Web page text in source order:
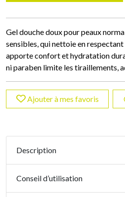
Gel douche doux pour peaux
sensibles, qui nettoie en
apporte confort et hydratation
ni paraben limite les tiraillements,
Ajouter à mes favoris
Description
Conseil d’utilisation